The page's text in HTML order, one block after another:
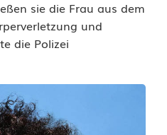
sie die Frau aus dem
und
die Polizei